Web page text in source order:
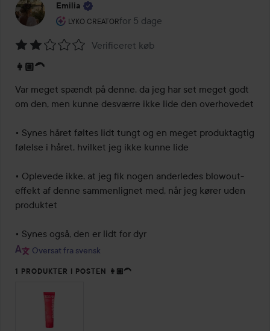
Emilia
LYKO CREATOR
Brugerens rolle: Lyko Creator.
for 5 dage
Posten blev oprettet for 5 dage
2
ud
af
Verificeret køb
👩🏼‍🦱
Var meget spændt på denne, da jeg har set meget godt
om den, men kunne desværre ikke lide den overhovedet
• Synes håret føltes lidt tungt og en meget produktagtig
følelse i håret, hvilket jeg ikke kunne lide
• Oplevede ikke, at jeg fik nogen anderledes blowout-
effekt af denne sammenlignet med, når jeg kører uden
produktet
• Synes også, den er lidt for dyr
Oversat fra svensk
1 PRODUKTER I POSTEN 👩🏼‍🦱